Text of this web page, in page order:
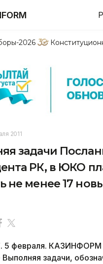
2026
2011
задачи
РК, в ЮКО
не менее 17
февраля. КАЗИНФОРМ
задачи,